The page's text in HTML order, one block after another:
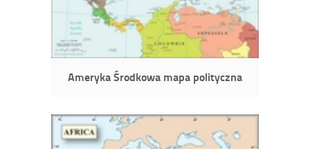
Ameryka Środkowa mapa polityczna